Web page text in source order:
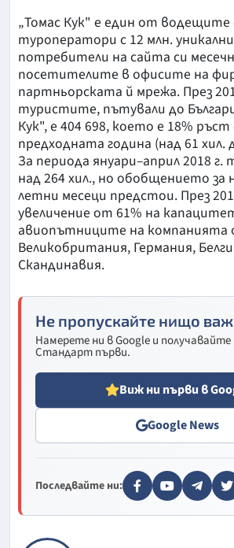
„Томас Кук" е един от
туроператори с 12 млн.
потребители на сайта си
посетителите в офисите на
партньорската й мрежа. През
туристите, пътували до
Кук", е 404 698, което е 18%
предходната година (над 61 хил.
За периода януари–април 2018 г.
над 264 хил., но обобщението за
летни месеци предстои. През
увеличение от 61% на
авиопътниците на компанията
Великобритания, Германия,
Скандинавия.
Не пропускайте нищо
Намерете ни в Google и
Стандарт първи.
Виж ни първи в
Google News
Последвайте ни: